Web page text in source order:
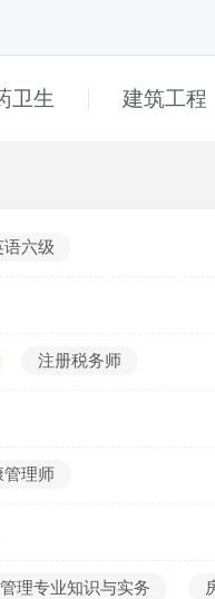
课程
卫生 建筑工程
语六级
注册税务师
管理师
理专业知识与实务